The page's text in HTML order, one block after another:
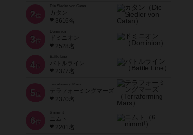
2 位
Die Siedler von Catan
カタン
3616名
3 位
ドミニオン
2528名
4位
Battle Line
バトルライン
2377名
5 位
Terraforming Mars
テラフォーミングマーズ
2370名
6 位
ニムト
2201名